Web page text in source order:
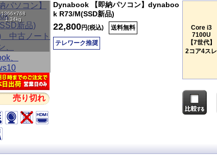
1366×768
1.34kg
売り切れ
Dynabook 【即納パソコン】dynaboo
k R73/M(SSD新品)
22,800円(税込) 送料無料
テレワーク推奨
Core i3
7100U
【7世代】
2コア4スレ